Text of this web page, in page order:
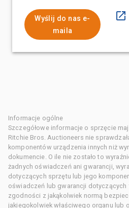
Wyślij do nas e-
maila
Informacje ogólne
Szczegółowe informacje o sprzęcie
Ritchie Bros. Auctioneers nie
komponentów urządzenia innych niż
dokumencie. O ile nie zostało to
żadnych oświadczeń ani gwarancji,
dotyczących sprzętu lub jego
oświadczeń lub gwarancji dotyczących
zgodności z jakąkolwiek normą
jakiegokolwiek właściwego organu lub